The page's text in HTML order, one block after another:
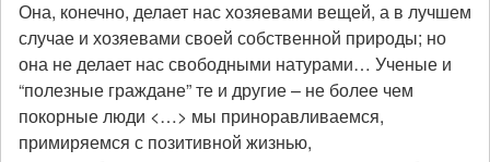
Она, конечно, делает нас хозяевами вещей, а в лучшем
случае и хозяевами своей собственной природы; но
она не делает нас свободными натурами… Ученые и
“полезные граждане” те и другие – не более чем
покорные люди <…> мы приноравливаемся,
примиряемся с позитивной жизнью,